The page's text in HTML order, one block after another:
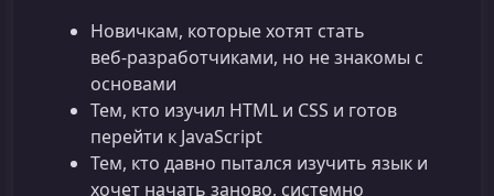
Новичкам, которые хотят стать
веб‑разработчиками, но не знакомы с
основами
Тем, кто изучил HTML и CSS и готов
перейти к JavaScript
Тем, кто давно пытался изучить язык и
хочет начать заново, системно